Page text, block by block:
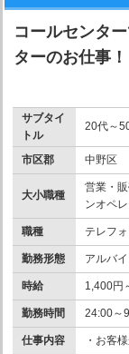
コールセンタ
ターのお仕事！
サブタイ
トル
20代～
市区郡 中野区
大小職種
営業・
ンオペ
職種 テレフ
勤務形態 アルバ
時給 1,400円
勤務時間 24:00～
仕事内容 ・お客